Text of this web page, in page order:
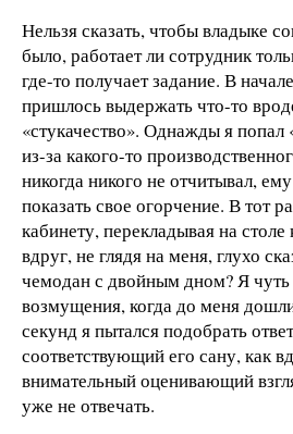
Нельзя сказать, чтобы владыке
было, работает ли сотрудник
где-то получает задание. В
пришлось выдержать что-то
«стукачество». Однажды я попал
из-за какого-то
никогда никого не отчитывал,
показать свое огорчение. В тот
кабинету, перекладывая на
вдруг, не глядя на меня, глухо
чемодан с двойным дном? Я чуть
возмущения, когда до меня
секунд я пытался подобрать
соответствующий его сану, как
внимательный оценивающий
уже не отвечать.